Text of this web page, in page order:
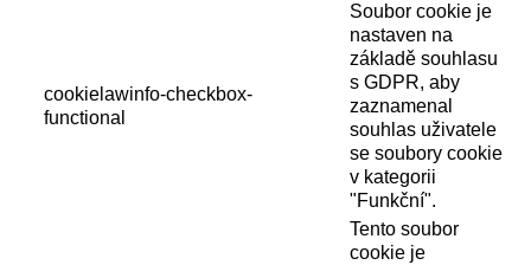
cookielawinfo-checkbox-
functional
Soubor cookie je
nastaven na
základě souhlasu
s GDPR, aby
zaznamenal
souhlas uživatele
se soubory cookie
v kategorii
"Funkční".
Tento soubor
cookie je